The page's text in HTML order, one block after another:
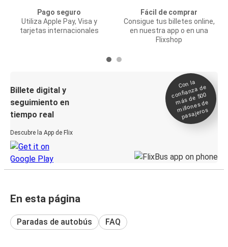
Pago seguro
Utiliza Apple Pay, Visa y
tarjetas internacionales
Fácil de comprar
Consigue tus billetes online,
en nuestra app o en una
Flixshop
Billete digital y
seguimiento en
tiempo real
Descubre la App de Flix
Con la
confianza de
más de 500
millones de
pasajeros
En esta página
Paradas de autobús FAQ